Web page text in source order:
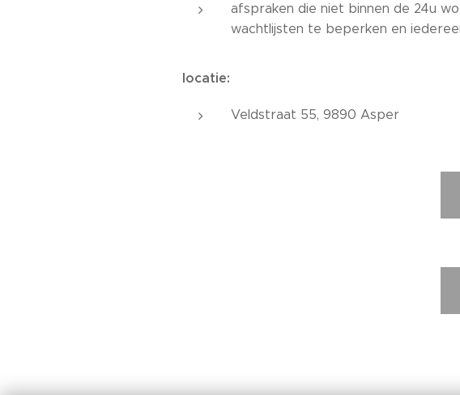
afspraken die niet binnen de 24u
wachtlijsten te beperken en
locatie:
Veldstraat 55, 9890 Asper